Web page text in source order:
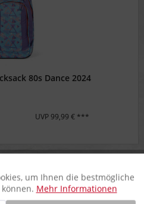
80s Dance 2024
UVP 99,99 € ***
Aktiv
um Ihnen die bestmögliche
Mehr Informationen